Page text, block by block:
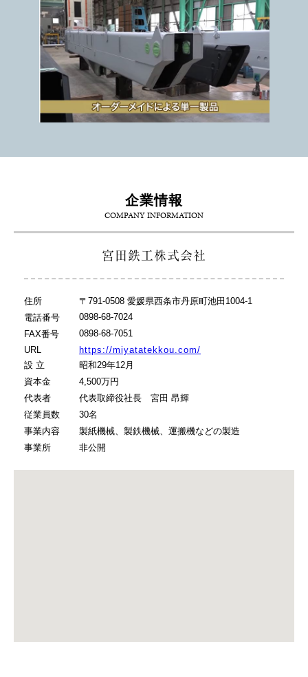
企業情報
COMPANY INFORMATION
宮田鉄工株式会社
住所
〒791-0508 愛媛県西条市丹原町池田1004-1
電話番号
0898-68-7024
FAX番号
0898-68-7051
URL
https://miyatatekkou.com/
設 立
昭和29年12月
資本金
4,500万円
代表者
代表取締役社長 宮田 昂輝
従業員数
30名
事業内容
製紙機械、製鉄機械、運搬機などの製造
事業所
非公開